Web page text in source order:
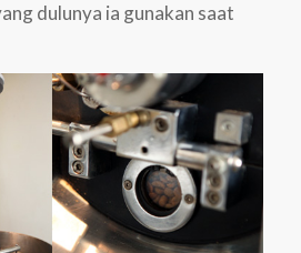
dulunya ia gunakan saat